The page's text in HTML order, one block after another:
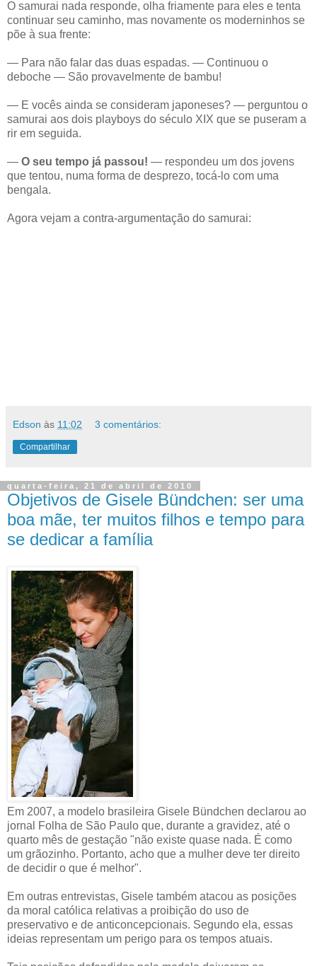
O samurai nada responde, olha friamente para eles e tenta
continuar seu caminho, mas novamente os moderninhos se
põe à sua frente:
― Para não falar das duas espadas. ― Continuou o
deboche ― São provavelmente de bambu!
― E vocês ainda se consideram japoneses? ― perguntou o
samurai aos dois playboys do século XIX que se puseram a
rir em seguida.
― O seu tempo já passou! ― respondeu um dos jovens
que tentou, numa forma de desprezo, tocá-lo com uma
bengala.
Agora vejam a contra-argumentação do samurai:
Edson às 11:02 3 comentários:
Compartilhar
quarta-feira, 21 de abril de 2010
Objetivos de Gisele Bündchen: ser uma
boa mãe, ter muitos filhos e tempo para
se dedicar a família
Em 2007, a modelo brasileira Gisele Bündchen declarou ao
jornal Folha de São Paulo que, durante a gravidez, até o
quarto mês de gestação "não existe quase nada. É como
um grãozinho. Portanto, acho que a mulher deve ter direito
de decidir o que é melhor".
Em outras entrevistas, Gisele também atacou as posições
da moral católica relativas a proibição do uso de
preservativo e de anticoncepcionais. Segundo ela, essas
ideias representam um perigo para os tempos atuais.